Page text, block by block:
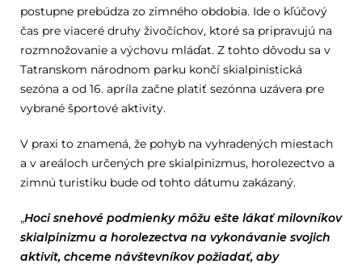
postupne prebúdza zo zimného obdobia. Ide o kľúčový
čas pre viaceré druhy živočíchov, ktoré sa pripravujú na
rozmnožovanie a výchovu mláďat. Z tohto dôvodu sa v
Tatranskom národnom parku končí skialpinistická
sezóna a od 16. apríla začne platiť sezónna uzávera pre
vybrané športové aktivity.
V praxi to znamená, že pohyb na vyhradených miestach
a v areáloch určených pre skialpinizmus, horolezectvo a
zimnú turistiku bude od tohto dátumu zakázaný.
„Hoci snehové podmienky môžu ešte lákať milovníkov
skialpinizmu a horolezectva na vykonávanie svojich
aktivít, chceme návštevníkov požiadať, aby